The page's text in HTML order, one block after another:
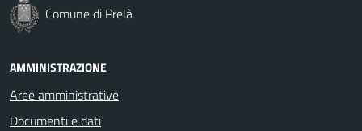
Comune di Prelà
AMMINISTRAZIONE
Aree amministrative
Documenti e dati